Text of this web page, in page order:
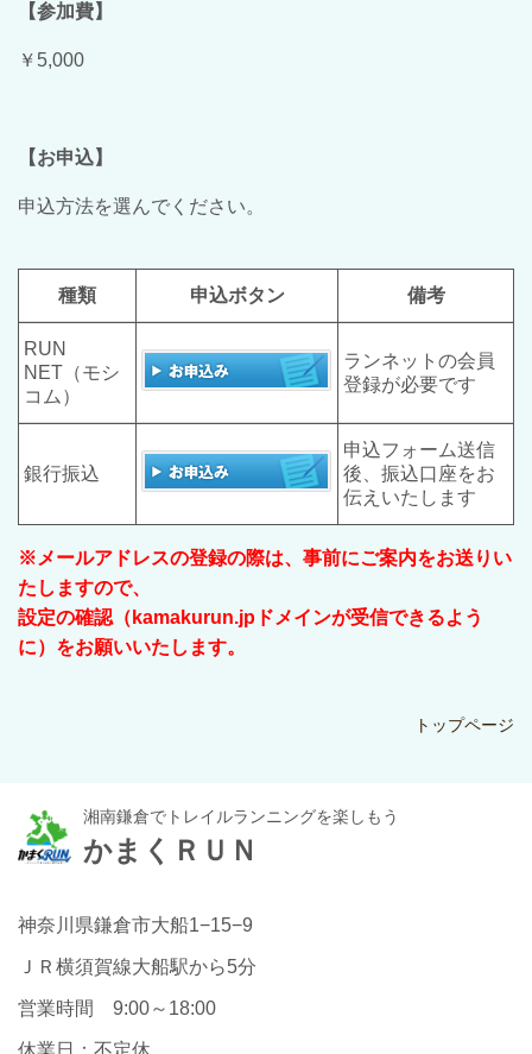
【参加費】
￥5,000
【お申込】
申込方法を選んでください。
種類 申込ボタン 備考
RUN
NET（モシ
コム）
ランネットの会員
登録が必要です
銀行振込
申込フォーム送信
後、振込口座をお
伝えいたします
※メールアドレスの登録の際は、事前にご案内をお送りい
たしますので、
設定の確認（kamakurun.jpドメインが受信できるよう
に）をお願いいたします。
トップページ
湘南鎌倉でトレイルランニングを楽しもう
かまくＲＵＮ
神奈川県鎌倉市大船1−15−9
ＪＲ横須賀線大船駅から5分
営業時間 9:00～18:00
休業日：不定休